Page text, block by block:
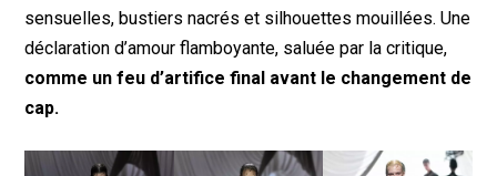
sensuelles, bustiers nacrés et silhouettes mouillées. Une
déclaration d’amour flamboyante, saluée par la critique,
comme un feu d’artifice final avant le changement de
cap.